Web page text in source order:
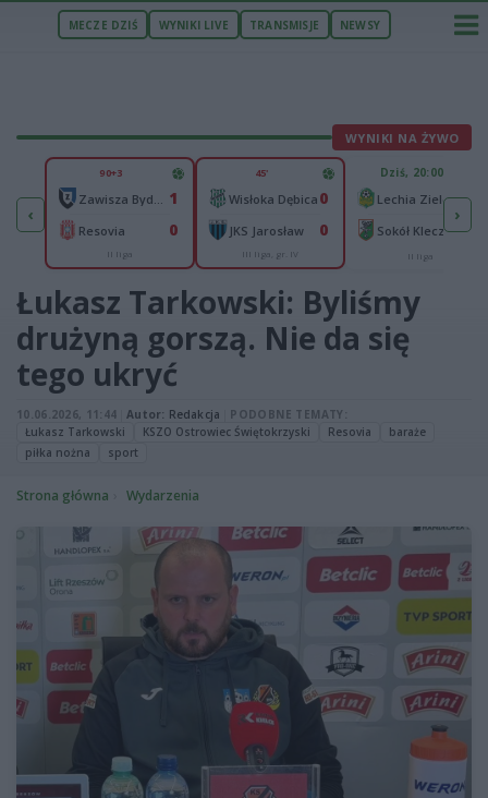
MECZE DZIŚ WYNIKI LIVE TRANSMISJE NEWSY
WYNIKI NA ŻYWO
‹
Pogoń Szczecin3
1
90+3
1
Resovia 0
II liga
45'
Wisłoka Dębica 0
JKS Jarosław 0
III liga, gr. IV
Dziś, 20:00
Lechia Zielona Góra
Sokół Kleczew
II liga
›
Łukasz Tarkowski: Byliśmy
drużyną gorszą. Nie da się
tego ukryć
10.06.2026, 11:44 Autor: Redakcja
PODOBNE TEMATY:
Łukasz Tarkowski
KSZO Ostrowiec Świętokrzyski Resovia
baraże
piłka nożna
sport
Strona główna Wydarzenia